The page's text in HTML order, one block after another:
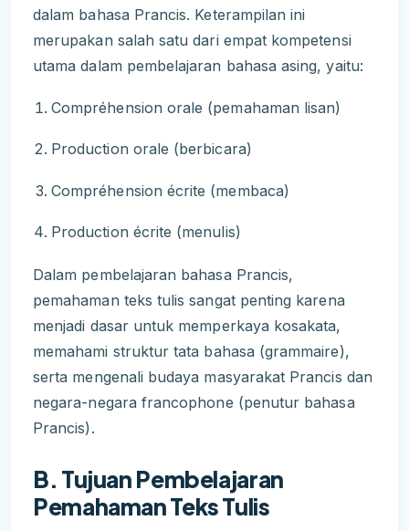
dalam bahasa Prancis. Keterampilan ini
merupakan salah satu dari empat kompetensi
utama dalam pembelajaran bahasa asing, yaitu:
Compréhension orale (pemahaman lisan)
Production orale (berbicara)
Compréhension écrite (membaca)
Production écrite (menulis)
Dalam pembelajaran bahasa Prancis,
pemahaman teks tulis sangat penting karena
menjadi dasar untuk memperkaya kosakata,
memahami struktur tata bahasa (grammaire),
serta mengenali budaya masyarakat Prancis dan
negara-negara francophone (penutur bahasa
Prancis).
B. Tujuan Pembelajaran
Pemahaman Teks Tulis